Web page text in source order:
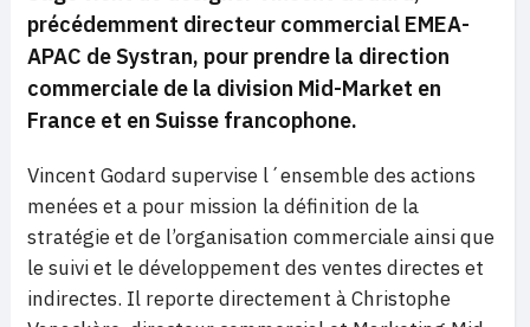
précédemment directeur commercial EMEA-
APAC de Systran, pour prendre la direction
commerciale de la division Mid-Market en
France et en Suisse francophone.
Vincent Godard supervise l´ensemble des actions
menées et a pour mission la définition de la
stratégie et de l’organisation commerciale ainsi que
le suivi et le développement des ventes directes et
indirectes. Il reporte directement à Christophe